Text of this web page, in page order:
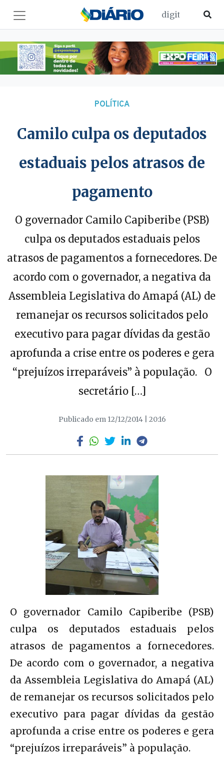
POLÍTICA
Camilo culpa os deputados
estaduais pelos atrasos de
pagamento
O governador Camilo Capiberibe (PSB)
culpa os deputados estaduais pelos
atrasos de pagamentos a fornecedores. De
acordo com o governador, a negativa da
Assembleia Legislativa do Amapá (AL) de
remanejar os recursos solicitados pelo
executivo para pagar dívidas da gestão
aprofunda a crise entre os poderes e gera
“prejuízos irreparáveis” à população. O
secretário […]
Publicado em 12/12/2014 | 20:16
O governador Camilo Capiberibe (PSB)
culpa os deputados estaduais pelos
atrasos de pagamentos a fornecedores.
De acordo com o governador, a negativa
da Assembleia Legislativa do Amapá (AL)
de remanejar os recursos solicitados pelo
executivo para pagar dívidas da gestão
aprofunda a crise entre os poderes e gera
“prejuízos irreparáveis” à população.